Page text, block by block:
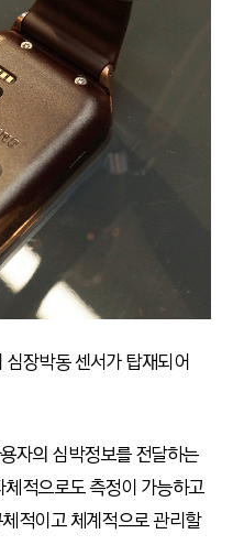
장박동 센서가 탑재되어
자의 심박정보를 전달하는
적으로도 측정이 가능하고
적이고 체계적으로 관리할